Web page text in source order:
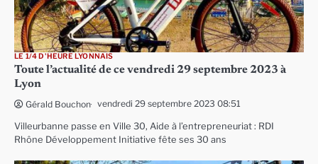
LE 1/4 D'HEURE LYONNAIS
Toute l’actualité de ce vendredi 29 septembre 2023 à
Lyon
Gérald Bouchon vendredi 29 septembre 2023 08:51
Villeurbanne passe en Ville 30, Aide à l’entrepreneuriat : RDI
Rhône Développement Initiative fête ses 30 ans